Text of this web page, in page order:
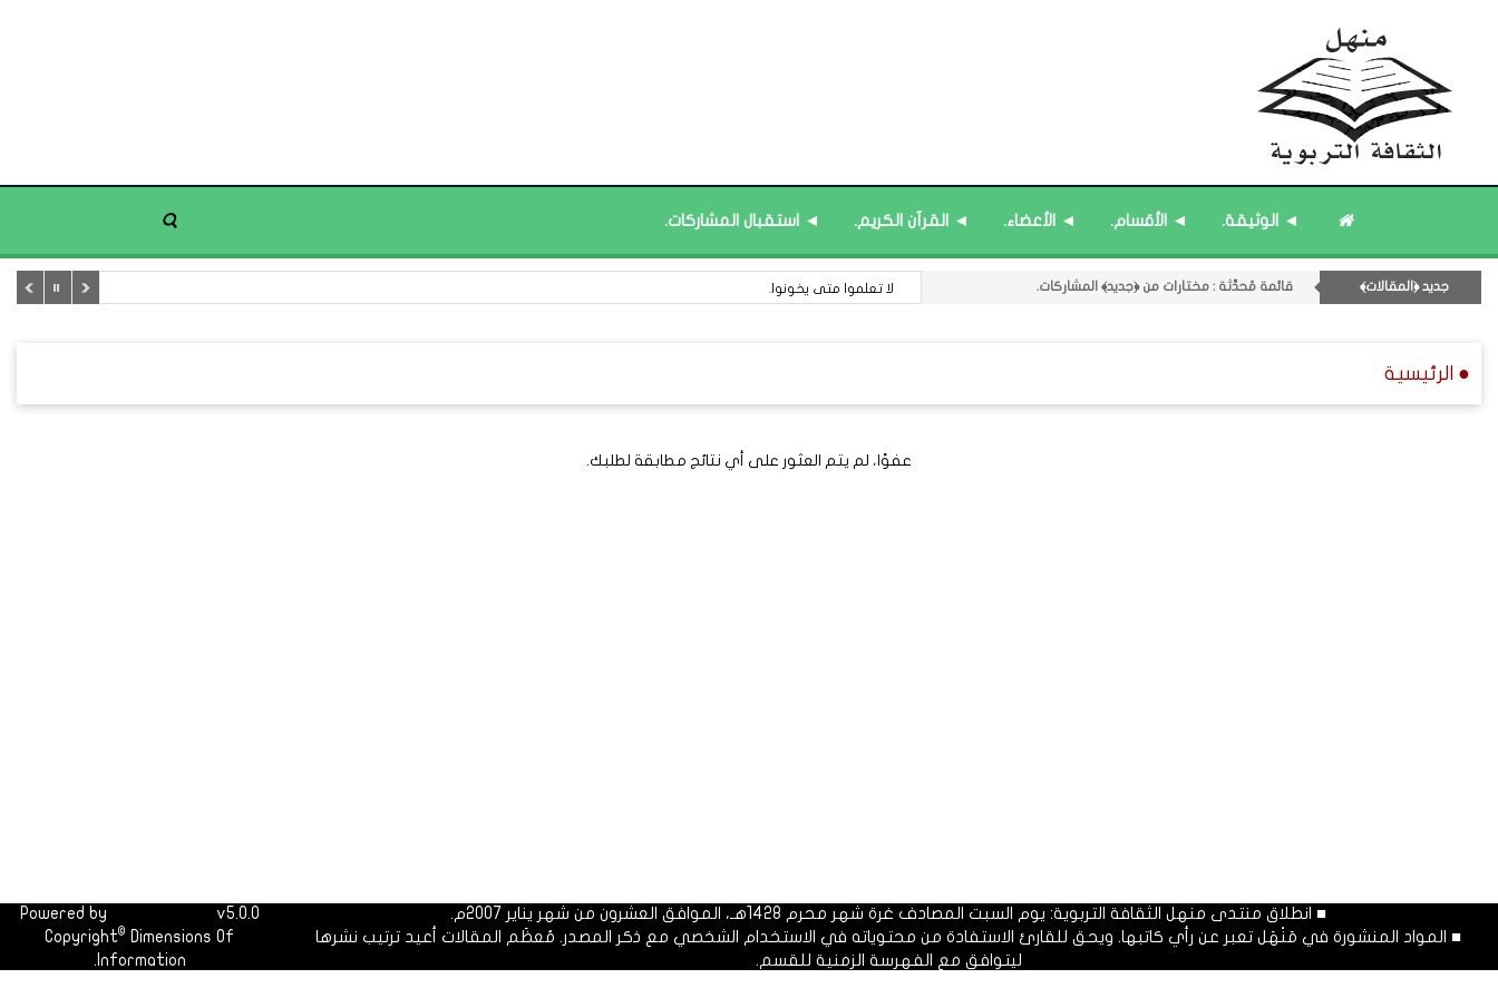
◄ الوثيقة. ◄ الأقسام. ◄ الأعضاء. ◄ القرآن الكريم. ◄ استقبال المشاركات.
جديد ﴿المقالات﴾ قائمة مُحدَّثة : مختارات من ﴿جديد﴾ المشاركات. لا تعلموا متى يخونوا.
● الرئيسية
عفوًا، لم يتم العثور على أي نتائج مطابقة لطلبك.
■ انطلاق منتدى منهل الثقافة التربوية: يوم السبت المصادف غرة شهر محرم 1428هـ، الموافق العشرون من شهر يناير 2007م.
■ المواد المنشورة في مَنْهَل تعبر عن رأي كاتبها. ويحق للقارئ الاستفادة من محتوياته في الاستخدام الشخصي مع ذكر المصدر. مُعظَم المقالات أعيد ترتيب نشرها
ليتوافق مع الفهرسة الزمنية للقسم.
Powered by
v5.0.0
Copyright© Dimensions Of
Information.